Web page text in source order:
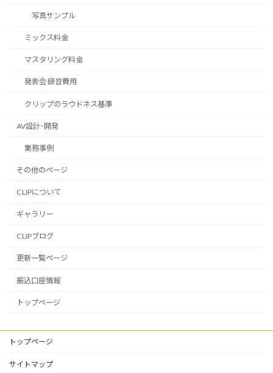
写真サンプル
ミックス料金
マスタリング料金
発表会 録音費用
クリップのラウドネス基準
AV設計･開発
業務事例
その他のページ
CLIPについて
ギャラリー
CLIPブログ
更新一覧ページ
振込口座情報
トップページ
トップページ
サイトマップ